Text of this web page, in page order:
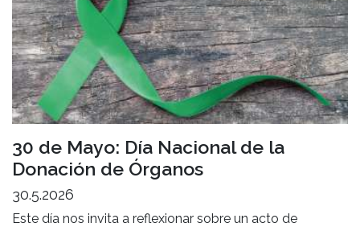
30 de Mayo: Día Nacional de la
Donación de Órganos
30.5.2026
Este día nos invita a reflexionar sobre un acto de